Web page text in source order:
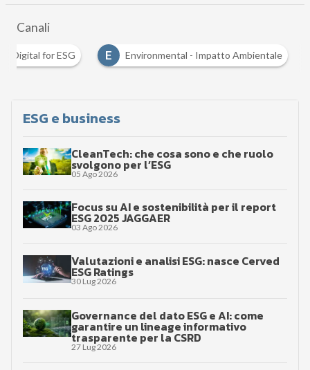
Canali
D
Digital for ESG E Environmental - Impatto
ESG e business
CleanTech: che cosa sono e che ruolo
svolgono per l’ESG
05 Ago 2026
Focus su AI e sostenibilità per il report
ESG 2025 JAGGAER
03 Ago 2026
Valutazioni e analisi ESG: nasce Cerved
ESG Ratings
30 Lug 2026
Governance del dato ESG e AI: come
garantire un lineage informativo
trasparente per la CSRD
27 Lug 2026